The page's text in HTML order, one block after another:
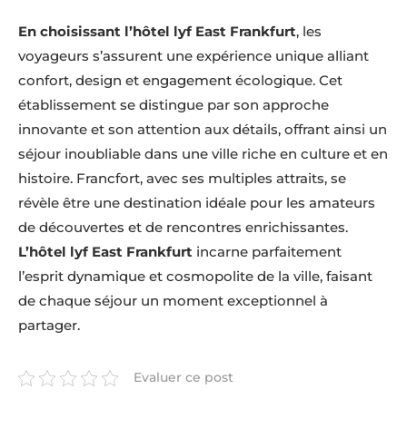
En choisissant l’hôtel lyf East Frankfurt, les
voyageurs s’assurent une expérience unique alliant
confort, design et engagement écologique. Cet
établissement se distingue par son approche
innovante et son attention aux détails, offrant ainsi un
séjour inoubliable dans une ville riche en culture et en
histoire. Francfort, avec ses multiples attraits, se
révèle être une destination idéale pour les amateurs
de découvertes et de rencontres enrichissantes.
L’hôtel lyf East Frankfurt incarne parfaitement
l’esprit dynamique et cosmopolite de la ville, faisant
de chaque séjour un moment exceptionnel à
partager.
Evaluer ce post